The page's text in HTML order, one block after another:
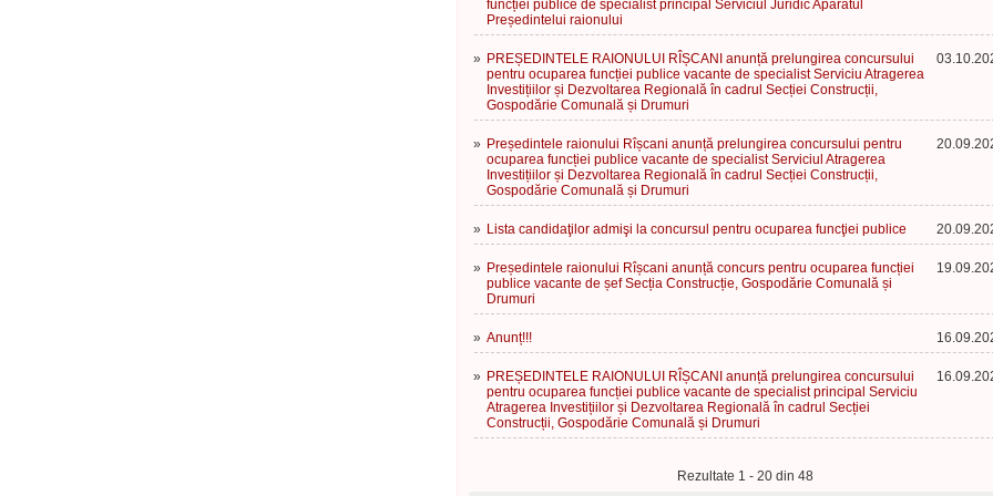
funcției publice de specialist principal Serviciul Juridic Aparatul
Președintelui raionului
» PREȘEDINTELE RAIONULUI RÎȘCANI anunță prelungirea concursului
pentru ocuparea funcției publice vacante de specialist Serviciu Atragerea
Investițiilor și Dezvoltarea Regională în cadrul Secției Construcții,
Gospodărie Comunală și Drumuri
» Președintele raionului Rîșcani anunță prelungirea concursului pentru
ocuparea funcției publice vacante de specialist Serviciul Atragerea
Investițiilor și Dezvoltarea Regională în cadrul Secției Construcții,
Gospodărie Comunală și Drumuri
» Lista candidaţilor admişi la concursul pentru ocuparea funcţiei publice
» Președintele raionului Rîșcani anunță concurs pentru ocuparea funcției
publice vacante de șef Secția Construcție, Gospodărie Comunală și
Drumuri
» Anunț!!!
» PREȘEDINTELE RAIONULUI RÎȘCANI anunță prelungirea concursului
pentru ocuparea funcției publice vacante de specialist principal Serviciu
Atragerea Investițiilor și Dezvoltarea Regională în cadrul Secției
Construcții, Gospodărie Comunală și Drumuri
Rezultate 1 - 20 din 48